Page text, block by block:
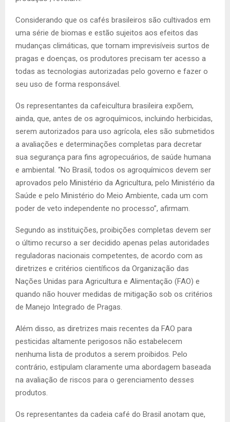
Considerando que os cafés brasileiros são cultivados em
uma série de biomas e estão sujeitos aos efeitos das
mudanças climáticas, que tornam imprevisíveis surtos de
pragas e doenças, os produtores precisam ter acesso a
todas as tecnologias autorizadas pelo governo e fazer o
seu uso de forma responsável.
Os representantes da cafeicultura brasileira expõem,
ainda, que, antes de os agroquímicos, incluindo herbicidas,
serem autorizados para uso agrícola, eles são submetidos
a avaliações e determinações completas para decretar
sua segurança para fins agropecuários, de saúde humana
e ambiental. “No Brasil, todos os agroquímicos devem ser
aprovados pelo Ministério da Agricultura, pelo Ministério da
Saúde e pelo Ministério do Meio Ambiente, cada um com
poder de veto independente no processo”, afirmam.
Segundo as instituições, proibições completas devem ser
o último recurso a ser decidido apenas pelas autoridades
reguladoras nacionais competentes, de acordo com as
diretrizes e critérios científicos da Organização das
Nações Unidas para Agricultura e Alimentação (FAO) e
quando não houver medidas de mitigação sob os critérios
de Manejo Integrado de Pragas.
Além disso, as diretrizes mais recentes da FAO para
pesticidas altamente perigosos não estabelecem
nenhuma lista de produtos a serem proibidos. Pelo
contrário, estipulam claramente uma abordagem baseada
na avaliação de riscos para o gerenciamento desses
produtos.
Os representantes da cadeia café do Brasil anotam que,